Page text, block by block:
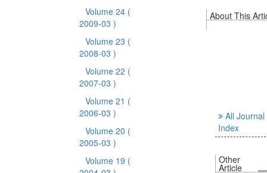
Volume 24 (
2009-03 )
Volume 23 (
2008-03 )
Volume 22 (
2007-03 )
Volume 21 (
2006-03 )
Volume 20 (
2005-03 )
Volume 19 (
About This
All Journal
Index
Other
Article